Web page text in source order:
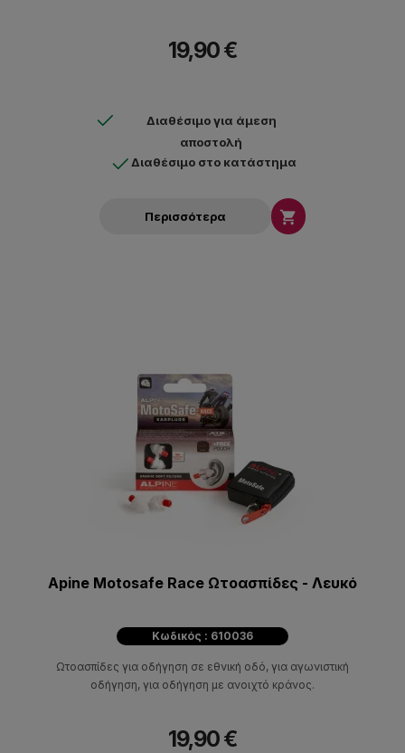
19,90 €
Διαθέσιμο για άμεση
αποστολή
Διαθέσιμο στο κατάστημα
Περισσότερα 
Apine Motosafe Race Ωτοασπίδες - Λευκό
Κωδικός : 610036
Ωτοασπίδες για οδήγηση σε εθνική οδό, για αγωνιστική
οδήγηση, για οδήγηση με ανοιχτό κράνος.
19,90 €